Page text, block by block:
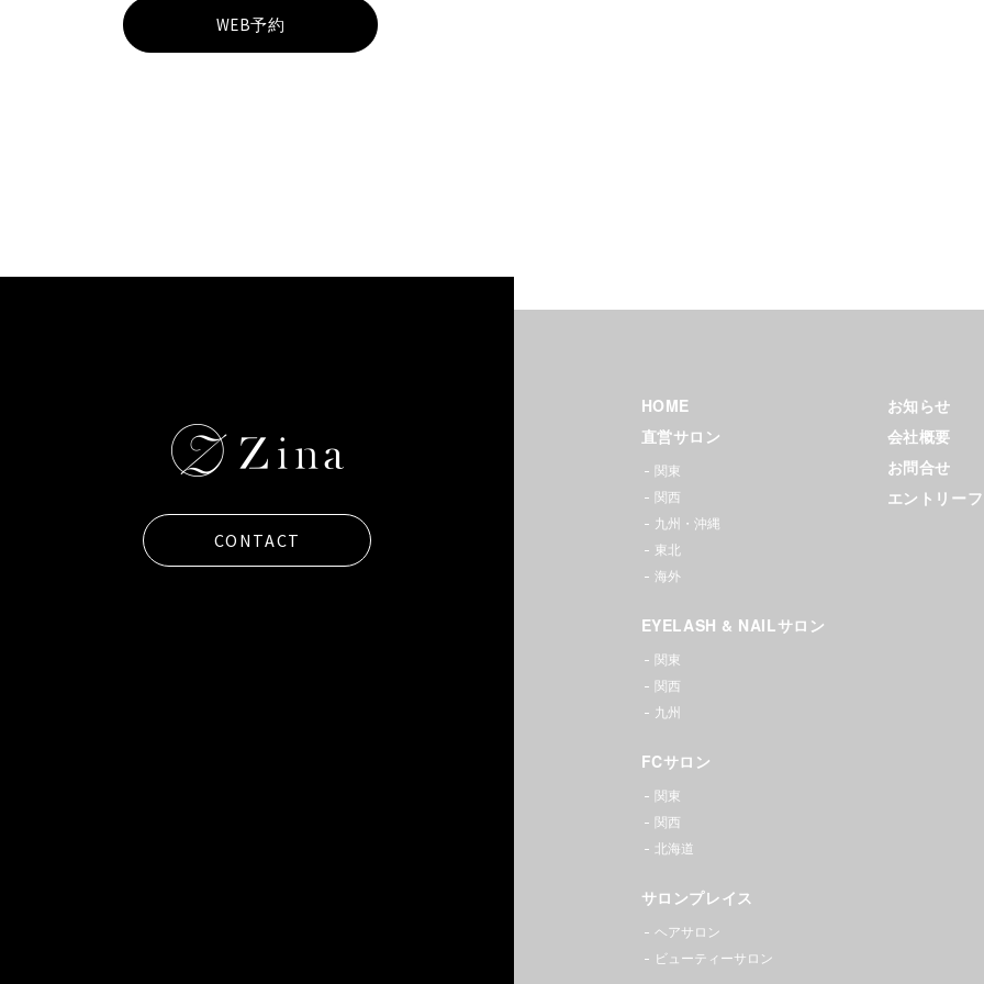
口
WEB予約
HOME
直営サロン
関東
関西
九州・沖縄
東北
海外
EYELASH & NAILサロン
関東
関西
九州
FCサロン
関東
関西
北海道
サロンプレイス
ヘアサロン
ビューティーサロン
お知らせ
会社概要
お問合せ
エントリー
CONTACT
ヘアサ
ロン｜
銀座・
新宿・
渋谷・
池袋・
大宮・
横浜・
梅田・
難波・
京都・
天神・